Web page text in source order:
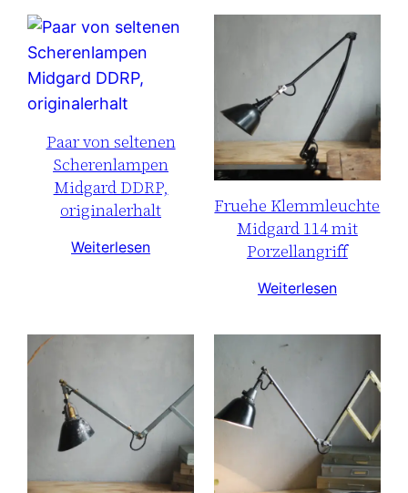
Paar von seltenen
Scherenlampen
Midgard DDRP,
originalerhalt
Weiterlesen
Fruehe Klemmleuchte
Midgard 114 mit
Porzellangriff
Weiterlesen